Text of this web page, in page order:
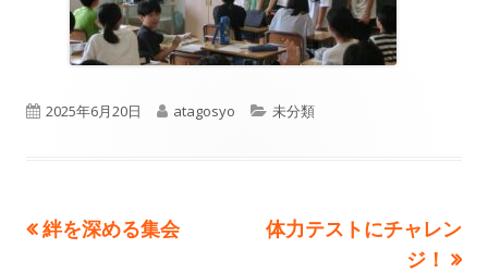
公
2025年6月20日
作
atagosyo
カ
リ
未分類
投前
絆を深める集会
次
体力テストにチャレン
ジ！